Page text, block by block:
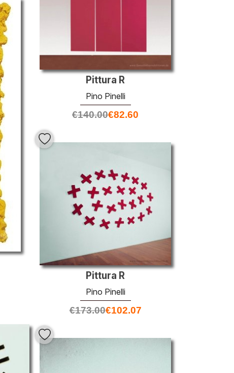
Pittura R
Pino Pinelli
€140.00€82.60
Pittura R
Pino Pinelli
€173.00€102.07